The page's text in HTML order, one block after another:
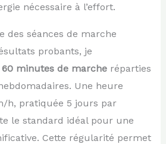
nécessaire à l’effort.
des séances de marche
probants, je
60 minutes de marcheréparties
Une heure
h, pratiquée 5 jours par
le standard idéal pour une
Cette régularité permet